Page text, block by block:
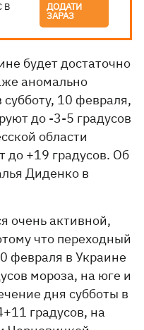
В ДОДАТИ
ЗАРАЗ
будет достаточно
аномально
10 февраля,
до -3-5 градусов
области
до +19 градусов. Об
Диденко в
очень активной,
что переходный
февраля в Украине
мороза, на юге и
дня субботы в
градусов, на